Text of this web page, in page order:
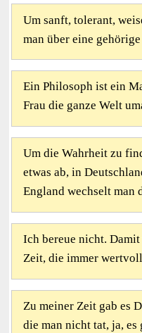
Um sanft, tolerant,
man über eine
Ein Philosoph ist ein
Frau die ganze Welt
Um die Wahrheit zu
etwas ab, in
England wechselt man
Ich bereue nicht.
Zeit, die immer
Zu meiner Zeit gab es
die man nicht tat, ja,